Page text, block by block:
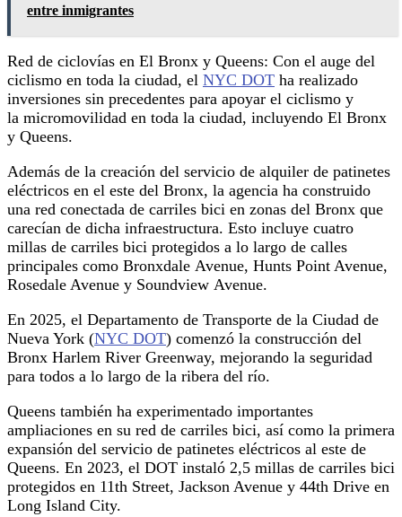
entre inmigrantes
Red de ciclovías en El Bronx y Queens: Con el auge del
ciclismo en toda la ciudad, el NYC DOT ha realizado
inversiones sin precedentes para apoyar el ciclismo y
la micromovilidad en toda la ciudad, incluyendo El Bronx
y Queens.
Además de la creación del servicio de alquiler de patinetes
eléctricos en el este del Bronx, la agencia ha construido
una red conectada de carriles bici en zonas del Bronx que
carecían de dicha infraestructura. Esto incluye cuatro
millas de carriles bici protegidos a lo largo de calles
principales como Bronxdale Avenue, Hunts Point Avenue,
Rosedale Avenue y Soundview Avenue.
En 2025, el Departamento de Transporte de la Ciudad de
Nueva York (NYC DOT) comenzó la construcción del
Bronx Harlem River Greenway, mejorando la seguridad
para todos a lo largo de la ribera del río.
Queens también ha experimentado importantes
ampliaciones en su red de carriles bici, así como la primera
expansión del servicio de patinetes eléctricos al este de
Queens. En 2023, el DOT instaló 2,5 millas de carriles bici
protegidos en 11th Street, Jackson Avenue y 44th Drive en
Long Island City.